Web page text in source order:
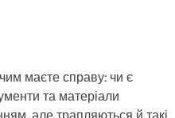
маєте справу: чи є
та матеріали